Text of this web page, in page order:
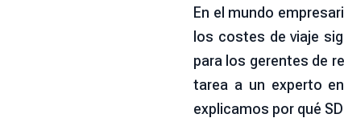
En el mundo
los costes de viaje
para los gerentes de
tarea a un experto
explicamos por qué